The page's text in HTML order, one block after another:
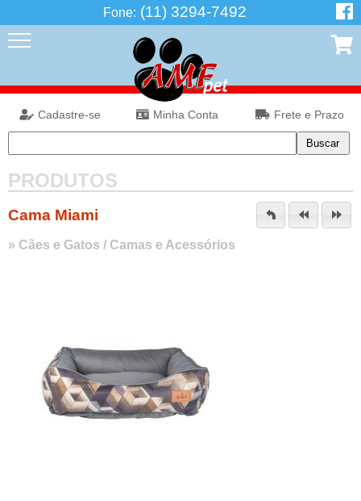
Fone: (11) 3294-7492
Cadastre-se Minha Conta Frete e Prazo
PRODUTOS
Cama Miami
» Cães e Gatos / Camas e Acessórios